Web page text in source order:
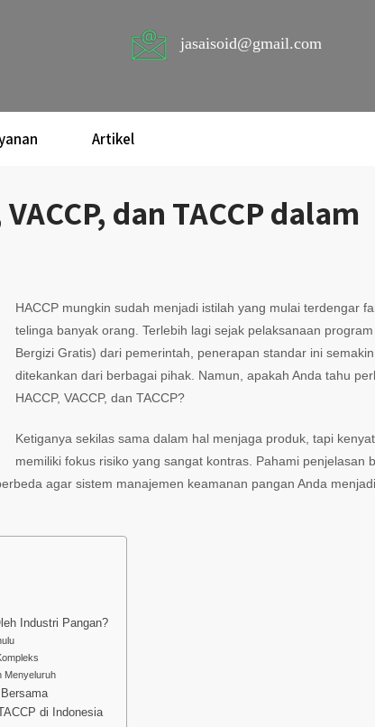
jasaisoid@gmail.com
Artikel
dan TACCP dalam
HACCP mungkin sudah menjadi istilah yang mulai terdengar
telinga banyak orang. Terlebih lagi sejak pelaksanaan
Bergizi Gratis) dari pemerintah, penerapan standar ini
ditekankan dari berbagai pihak. Namun, apakah Anda tahu
HACCP, VACCP, dan TACCP?
Ketiganya sekilas sama dalam hal menjaga produk, tapi
memiliki fokus risiko yang sangat kontras. Pahami penjelasan
agar sistem manajemen keamanan pangan Anda
Industri Pangan?
Menyeluruh
di Indonesia